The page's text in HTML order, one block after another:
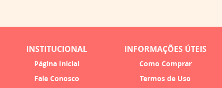
INSTITUCIONAL
Página Inicial
Fale Conosco
INFORMAÇÕES ÚTEIS
Como Comprar
Termos de Uso